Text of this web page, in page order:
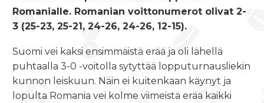
Romanialle. Romanian voittonumerot olivat 2-
3 (25-23, 25-21, 24-26, 24-26, 12-15).
Suomi vei kaksi ensimmäistä erää ja oli lähellä
puhtaalla 3-0 -voitolla sytyttää lopputurnausliekin
kunnon leiskuun. Näin ei kuitenkaan käynyt ja
lopulta Romania vei kolme viimeistä erää kaikki